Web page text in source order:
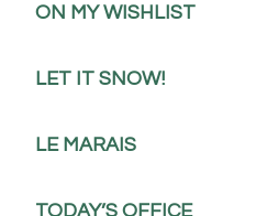
ON MY WISHLIST
LET IT SNOW!
LE MARAIS
TODAY’S OFFICE